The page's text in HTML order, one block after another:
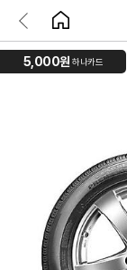
5,000원 하나카드